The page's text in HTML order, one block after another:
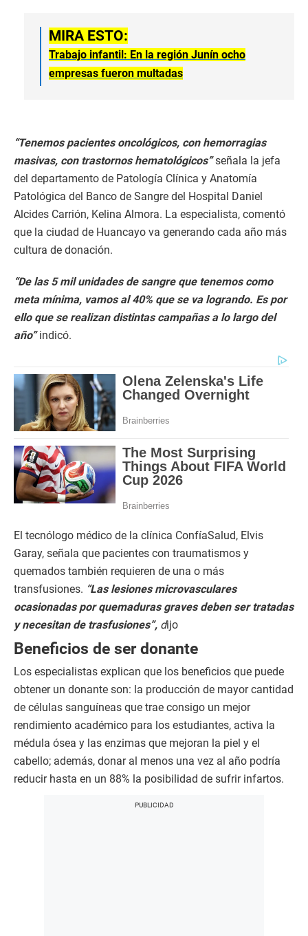
MIRA ESTO:
Trabajo infantil: En la región Junín ocho
empresas fueron multadas
“Tenemos pacientes oncológicos, con hemorragias
masivas, con trastornos hematológicos”señala la jefa
del departamento de Patología Clínica y Anatomía
Patológica del Banco de Sangre del Hospital Daniel
Alcides Carrión, Kelina Almora. La especialista, comentó
que la ciudad de Huancayo va generando cada año más
cultura de donación.
“De las 5 mil unidades de sangre que tenemos como
meta mínima, vamos al 40% que se va logrando. Es por
ello que se realizan distintas campañas a lo largo del
año”indicó.
El tecnólogo médico de la clínica ConfíaSalud, Elvis
Garay, señala que pacientes con traumatismos y
quemados también requieren de una o más
transfusiones. “Las lesiones microvasculares
ocasionadas por quemaduras graves deben ser tratadas
y necesitan de trasfusiones”, dijo
Beneficios de ser donante
Los especialistas explican que los beneficios que puede
obtener un donante son: la producción de mayor cantidad
de células sanguíneas que trae consigo un mejor
rendimiento académico para los estudiantes, activa la
médula ósea y las enzimas que mejoran la piel y el
cabello; además, donar al menos una vez al año podría
reducir hasta en un 88% la posibilidad de sufrir infartos.